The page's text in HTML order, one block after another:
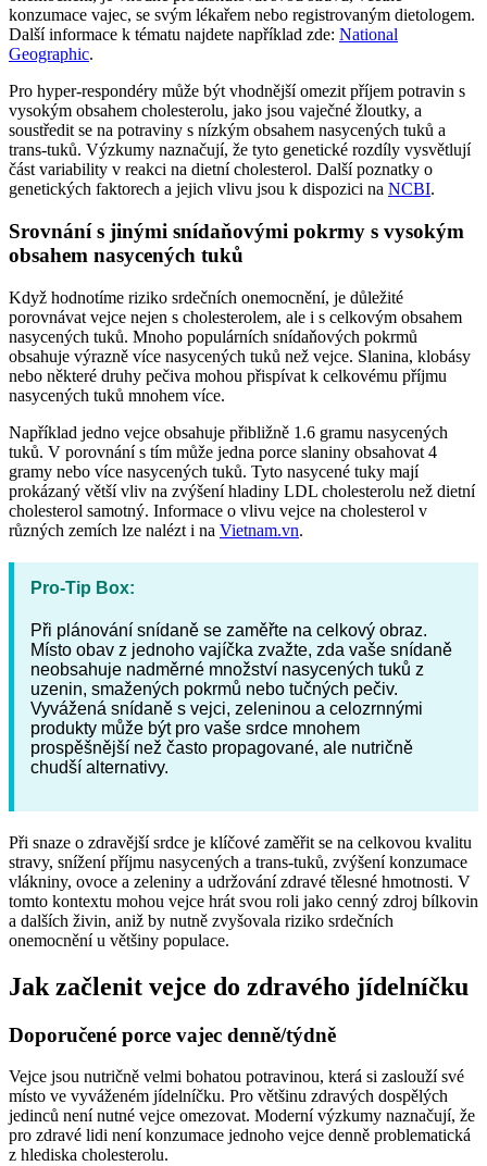
konzumace vajec, se svým lékařem nebo registrovaným dietologem.
Další informace k tématu najdete například zde: National
Geographic.
Pro hyper-respondéry může být vhodnější omezit příjem potravin s
vysokým obsahem cholesterolu, jako jsou vaječné žloutky, a
soustředit se na potraviny s nízkým obsahem nasycených tuků a
trans-tuků. Výzkumy naznačují, že tyto genetické rozdíly vysvětlují
část variability v reakci na dietní cholesterol. Další poznatky o
genetických faktorech a jejich vlivu jsou k dispozici na NCBI.
Srovnání s jinými snídaňovými pokrmy s vysokým
obsahem nasycených tuků
Když hodnotíme riziko srdečních onemocnění, je důležité
porovnávat vejce nejen s cholesterolem, ale i s celkovým obsahem
nasycených tuků. Mnoho populárních snídaňových pokrmů
obsahuje výrazně více nasycených tuků než vejce. Slanina, klobásy
nebo některé druhy pečiva mohou přispívat k celkovému příjmu
nasycených tuků mnohem více.
Například jedno vejce obsahuje přibližně 1.6 gramu nasycených
tuků. V porovnání s tím může jedna porce slaniny obsahovat 4
gramy nebo více nasycených tuků. Tyto nasycené tuky mají
prokázaný větší vliv na zvýšení hladiny LDL cholesterolu než dietní
cholesterol samotný. Informace o vlivu vejce na cholesterol v
různých zemích lze nalézt i na Vietnam.vn.
Pro-Tip Box:
Při plánování snídaně se zaměřte na celkový obraz.
Místo obav z jednoho vajíčka zvažte, zda vaše snídaně
neobsahuje nadměrné množství nasycených tuků z
uzenin, smažených pokrmů nebo tučných pečiv.
Vyvážená snídaně s vejci, zeleninou a celozrnnými
produkty může být pro vaše srdce mnohem
prospěšnější než často propagované, ale nutričně
chudší alternativy.
Při snaze o zdravější srdce je klíčové zaměřit se na celkovou kvalitu
stravy, snížení příjmu nasycených a trans-tuků, zvýšení konzumace
vlákniny, ovoce a zeleniny a udržování zdravé tělesné hmotnosti. V
tomto kontextu mohou vejce hrát svou roli jako cenný zdroj bílkovin
a dalších živin, aniž by nutně zvyšovala riziko srdečních
onemocnění u většiny populace.
Jak začlenit vejce do zdravého jídelníčku
Doporučené porce vajec denně/týdně
Vejce jsou nutričně velmi bohatou potravinou, která si zaslouží své
místo ve vyváženém jídelníčku. Pro většinu zdravých dospělých
jedinců není nutné vejce omezovat. Moderní výzkumy naznačují, že
pro zdravé lidi není konzumace jednoho vejce denně problematická
z hlediska cholesterolu.